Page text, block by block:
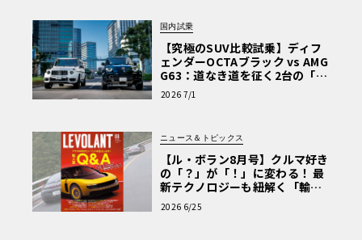
国内試乗
【究極のSUV比較試乗】ディフ
ェンダーOCTAブラック vs AMG
G63：道なき道を征く2台の「対
極的アプローチ」
2026 7/1
ニュース＆トピックス
【ル・ボラン8月号】クルマ好き
の「？」が「！」に変わる！ 最
新テクノロジーも紐解く「輸入
車Q&A」
2026 6/25